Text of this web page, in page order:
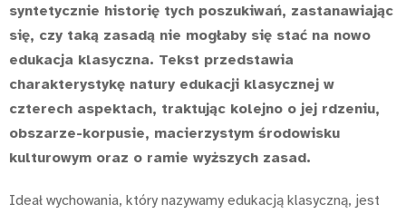
syntetycznie historię tych poszukiwań, zastanawiając
się, czy taką zasadą nie mogłaby się stać na nowo
edukacja klasyczna. Tekst przedstawia
charakterystykę natury edukacji klasycznej w
czterech aspektach, traktując kolejno o jej rdzeniu,
obszarze-korpusie, macierzystym środowisku
kulturowym oraz o ramie wyższych zasad.
Ideał wychowania, który nazywamy edukacją klasyczną, jest